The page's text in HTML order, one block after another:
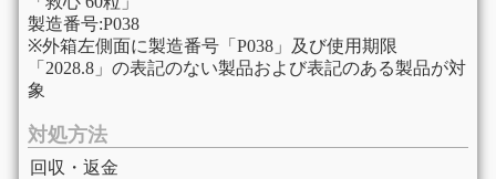
製造番号:P038
※外箱左側面に製造番号「P038」及び使用期限
「2028.8」の表記のない製品および表記のある製品が対
象
対処方法
回収・返金